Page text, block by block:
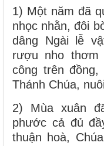
1) Một năm đã
nhọc nhằn, đôi
dâng Ngài lễ
rượu nho thơm
công trên
Thánh Chúa,
2) Mùa xuân
phước cả đủ
thuận hoà,